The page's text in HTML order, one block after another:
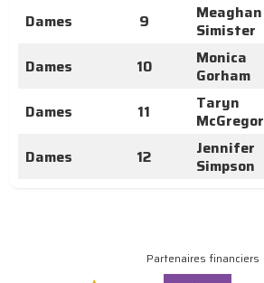
Dames
9
Meaghan
Simister
Dames
10
Monica
Gorham
Dames
11
Taryn
McGregor
Dames
12
Jennifer
Simpson
Partenaires financiers